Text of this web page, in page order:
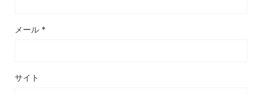
メール *
サイト